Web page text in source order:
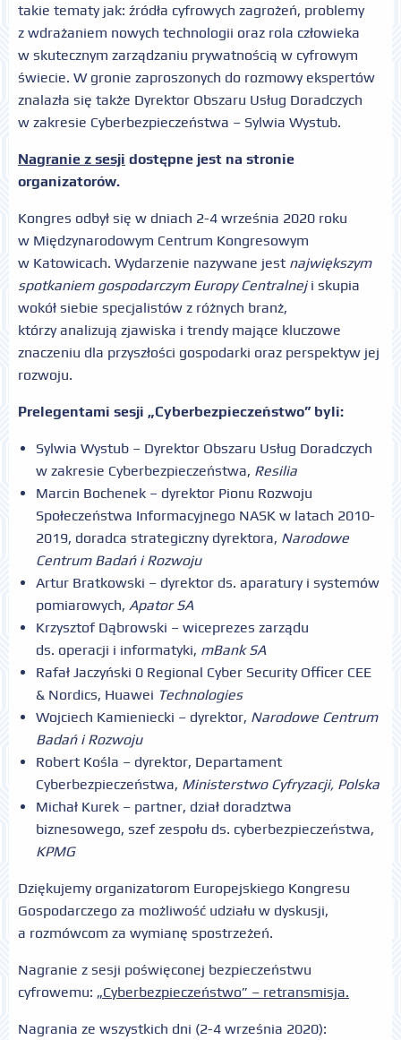
takie tematy jak: źródła cyfrowych zagrożeń, problemy
z wdrażaniem nowych technologii oraz rola człowieka
w skutecznym zarządzaniu prywatnością w cyfrowym
świecie. W gronie zaproszonych do rozmowy ekspertów
znalazła się także Dyrektor Obszaru Usług Doradczych
w zakresie Cyberbezpieczeństwa – Sylwia Wystub.
Nagranie z sesji dostępne jest na stronie
organizatorów.
Kongres odbył się w dniach 2-4 września 2020 roku
w Międzynarodowym Centrum Kongresowym
w Katowicach. Wydarzenie nazywane jest największym
spotkaniem gospodarczym Europy Centralneji skupia
wokół siebie specjalistów z różnych branż,
którzy analizują zjawiska i trendy mające kluczowe
znaczeniu dla przyszłości gospodarki oraz perspektyw jej
rozwoju.
Prelegentami sesji „Cyberbezpieczeństwo” byli:
Sylwia Wystub – Dyrektor Obszaru Usług Doradczych
w zakresie Cyberbezpieczeństwa, Resilia
Marcin Bochenek – dyrektor Pionu Rozwoju
Społeczeństwa Informacyjnego NASK w latach 2010-
2019, doradca strategiczny dyrektora, Narodowe
Centrum Badań i Rozwoju
Artur Bratkowski – dyrektor ds. aparatury i systemów
pomiarowych, Apator SA
Krzysztof Dąbrowski – wiceprezes zarządu
ds. operacji i informatyki, mBank SA
Rafał Jaczyński 0 Regional Cyber Security Officer CEE
& Nordics, Huawei Technologies
Wojciech Kamieniecki – dyrektor, Narodowe Centrum
Badań i Rozwoju
Robert Kośla – dyrektor, Departament
Cyberbezpieczeństwa, Ministerstwo Cyfryzacji, Polska
Michał Kurek – partner, dział doradztwa
biznesowego, szef zespołu ds. cyberbezpieczeństwa,
KPMG
Dziękujemy organizatorom Europejskiego Kongresu
Gospodarczego za możliwość udziału w dyskusji,
a rozmówcom za wymianę spostrzeżeń.
Nagranie z sesji poświęconej bezpieczeństwu
cyfrowemu: „Cyberbezpieczeństwo” – retransmisja.
Nagrania ze wszystkich dni (2-4 września 2020):